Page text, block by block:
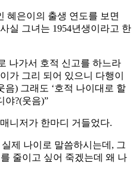
혜은이의 출생 연도를 보면
실 그녀는 1954년생이라고 한
나가서 호적 신고를 하느라
가 그리 되어 있으니 다행이
음) 그래도 ‘호적 나이대로 할
야?(웃음)”
니저가 한마디 거들었다.
제 나이로 말씀하시는데, 그
줄이고 싶어 죽겠는데 왜 나